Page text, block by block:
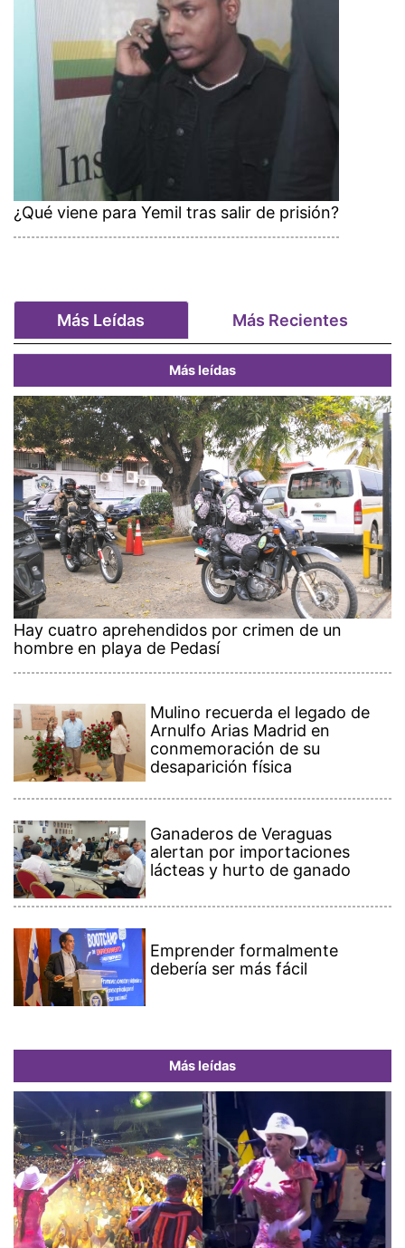
¿Qué viene para Yemil tras salir de prisión?
Más Leídas Más Recientes
Más leídas
Hay cuatro aprehendidos por crimen de un
hombre en playa de Pedasí
Mulino recuerda el legado de
Arnulfo Arias Madrid en
conmemoración de su
desaparición física
Ganaderos de Veraguas
alertan por importaciones
lácteas y hurto de ganado
Emprender formalmente
debería ser más fácil
Más leídas